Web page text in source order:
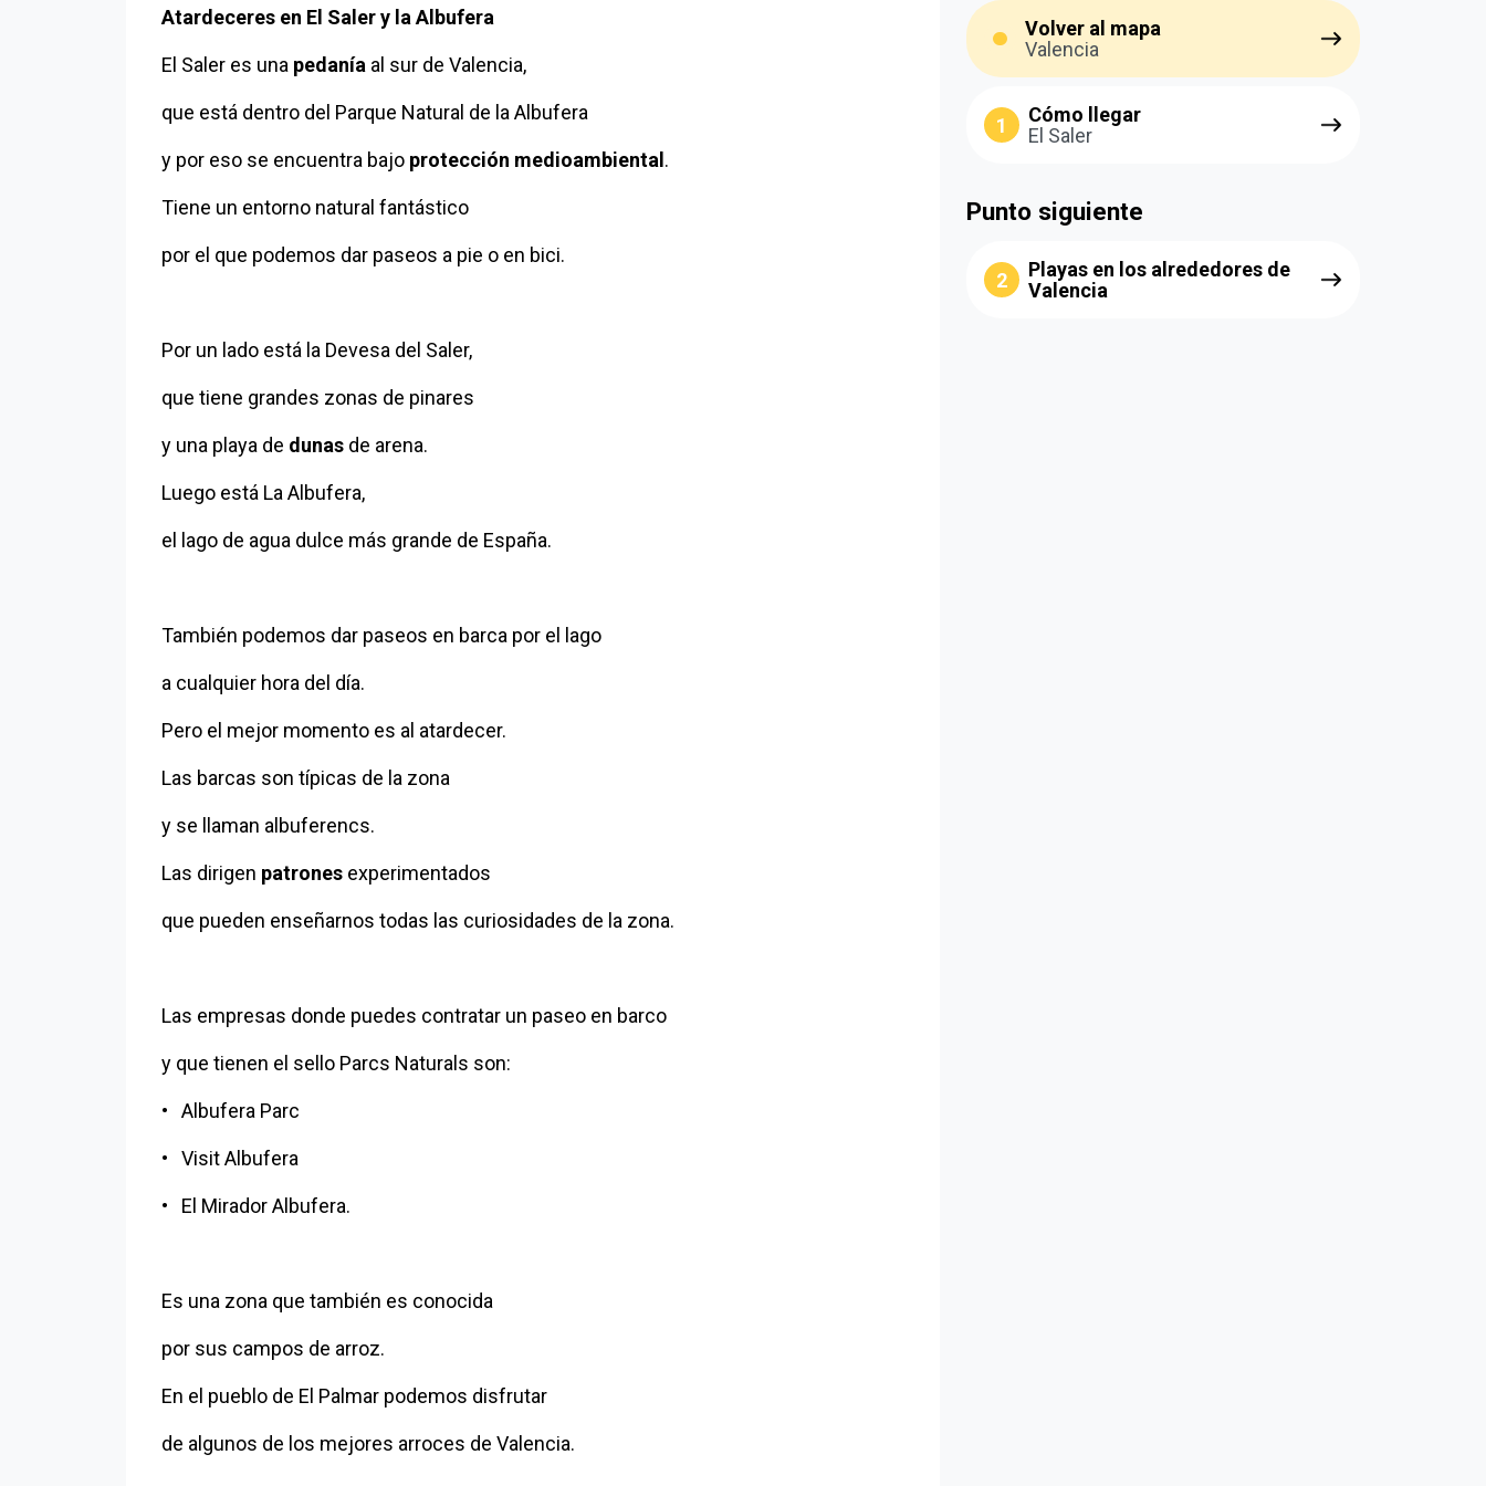
Atardeceres en El Saler y la Albufera
El Saler es una pedanía al sur de Valencia,
que está dentro del Parque Natural de la Albufera
y por eso se encuentra bajo protección medioambiental .
Tiene un entorno natural fantástico
por el que podemos dar paseos a pie o en bici.
Por un lado está la Devesa del Saler,
que tiene grandes zonas de pinares
y una playa de dunas de arena.
Luego está La Albufera,
el lago de agua dulce más grande de España.
También podemos dar paseos en barca por el lago
a cualquier hora del día.
Pero el mejor momento es al atardecer.
Las barcas son típicas de la zona
y se llaman albuferencs.
Las dirigen patrones experimentados
que pueden enseñarnos todas las curiosidades de la zona.
Las empresas donde puedes contratar un paseo en barco
y que tienen el sello Parcs Naturals son:
• Albufera Parc
• Visit Albufera
• El Mirador Albufera.
Es una zona que también es conocida
por sus campos de arroz.
En el pueblo de El Palmar podemos disfrutar
de algunos de los mejores arroces de Valencia.
Volver al mapa
Valencia
1
Cómo llegar
El Saler
Punto siguiente
2
Playas en los alrededores de
Valencia